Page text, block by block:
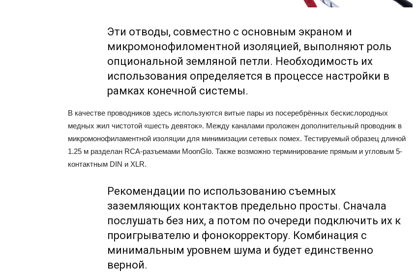
Эти отводы, совместно с основным экраном и
микромонофиломентной изоляцией, выполняют роль
опциональной земляной петли. Необходимость их
использования определяется в процессе настройки в
рамках конечной системы.
В качестве проводников здесь используются витые пары из посеребрённых бескислородных
медных жил чистотой «шесть девяток». Между каналами проложен дополнительный проводник в
микромонофиламентной изоляции для минимизации сетевых помех. Тестируемый образец длиной
1.25 м разделан RCA-разъемами MoonGlo. Также возможно терминирование прямым и угловым 5-
контактным DIN и XLR.
Рекомендации по использованию съемных
заземляющих контактов предельно просты. Сначала
послушать без них, а потом по очереди подключить их к
проигрывателю и фонокорректору. Комбинация с
минимальным уровнем шума и будет единственно
верной.